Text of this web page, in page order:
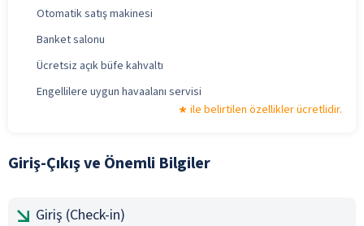
Otomatik satış makinesi
Banket salonu
Ücretsiz açık büfe kahvaltı
Engellilere uygun havaalanı servisi
ile belirtilen özellikler ücretlidir.
Giriş-Çıkış ve Önemli Bilgiler
Giriş (Check-in)